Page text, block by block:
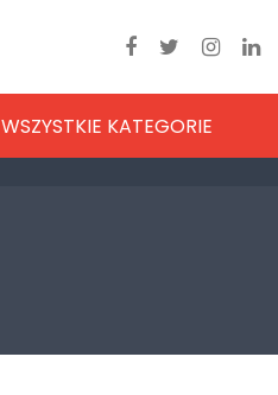
WSZYSTKIE KATEGORIE